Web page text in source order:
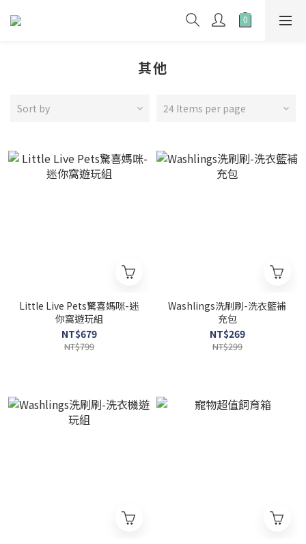
其他
Sort by 24 Items per page
Little Live Pets驚喜媽咪-迷
你窩遊玩組
NT$679
NT$799
Washlings洗刷刷-洗衣籃補
充包
NT$269
NT$299